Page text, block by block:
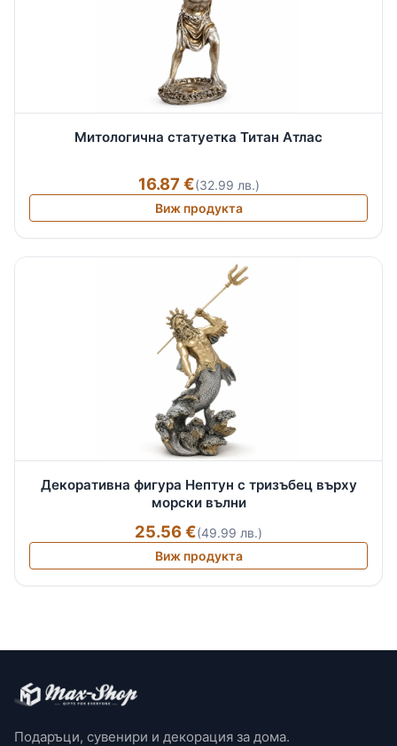
Митологична статуетка Титан Атлас
16.87 €(32.99 лв.)
Виж продукта
Декоративна фигура Нептун с тризъбец върху
морски вълни
25.56 €(49.99 лв.)
Виж продукта
Подаръци, сувенири и декорация за дома.